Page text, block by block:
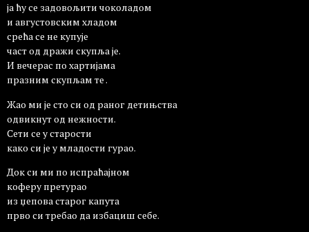
ја ћу се задовољити чоколадом
и августовским хладом
срећа се не купује
част од дражи скупља је.
И вечерас по хартијама
празним скупљам те .
Жао ми је сто си од раног детињства
одвикнут од нежности.
Сети се у старости
како си је у младости гурао.
Док си ми по испраћајном
коферу претурао
из џепова старог капута
прво си требао да избациш себе.